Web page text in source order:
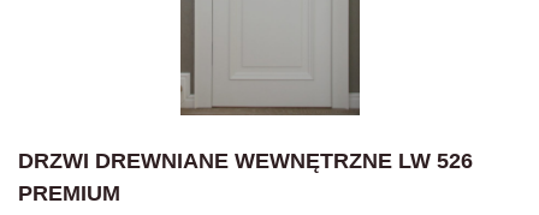
DRZWI DREWNIANE WEWNĘTRZNE LW 526
PREMIUM